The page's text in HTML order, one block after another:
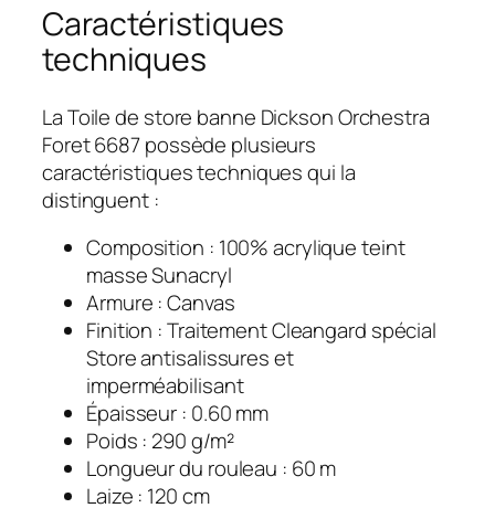
Caractéristiques
techniques
La Toile de store banne Dickson Orchestra
Foret 6687 possède plusieurs
caractéristiques techniques qui la
distinguent :
Composition : 100% acrylique teint
masse Sunacryl
Armure : Canvas
Finition : Traitement Cleangard spécial
Store antisalissures et
imperméabilisant
Épaisseur : 0.60 mm
Poids : 290 g/m²
Longueur du rouleau : 60 m
Laize : 120 cm